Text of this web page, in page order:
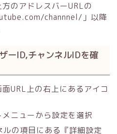
のアドレスバーURLの
channnel/」以降
ーID,チャンネルIDを確
URL上の右上にあるアイコ
ニューから設定を選択
の項目にある『詳細設定